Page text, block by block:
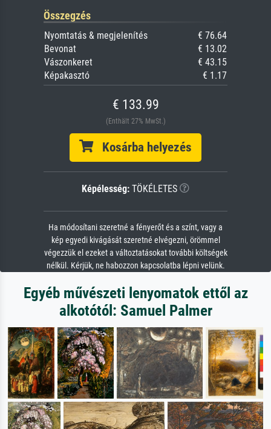
Összegzés
Nyomtatás & megjelenítés
€ 76.64
Bevonat
€ 13.02
Vászonkeret
€ 43.15
Képakasztó
€ 1.17
€ 133.99
(Enthält 27% MwSt.)
Kosárba helyezés
Képélesség: TÖKÉLETES
Ha módosítani szeretné a fényerőt és a színt, vagy a
kép egyedi kivágását szeretné elvégezni, örömmel
végezzük el ezeket a változtatásokat további költségek
nélkül. Kérjük, ne habozzon kapcsolatba lépni velünk.
Egyéb művészeti lenyomatok ettől az
alkotótól: Samuel Palmer